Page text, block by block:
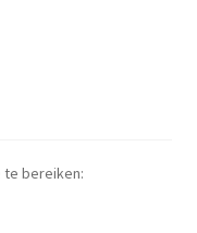
te bereiken: